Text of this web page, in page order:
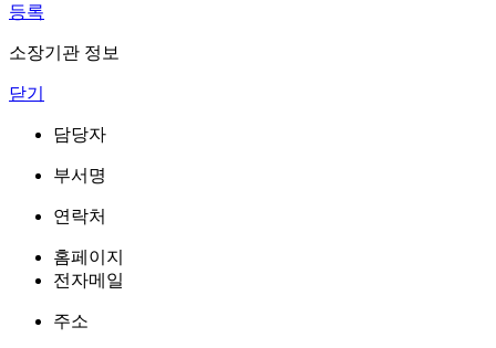
등록
소장기관 정보
닫기
담당자
부서명
연락처
홈페이지
전자메일
주소